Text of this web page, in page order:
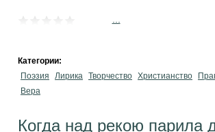
Категории:
Поэзия
Лирика Творчество Христианство
Вера
Когда над рекою парила